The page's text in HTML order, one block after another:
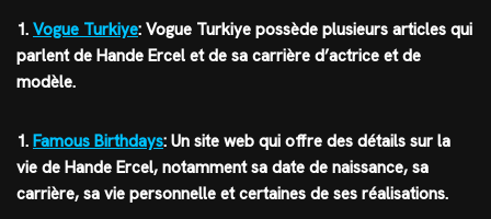
1. Vogue Turkiye: Vogue Turkiye possède plusieurs articles qui
parlent de Hande Ercel et de sa carrière d’actrice et de
modèle.
1. Famous Birthdays: Un site web qui offre des détails sur la
vie de Hande Ercel, notamment sa date de naissance, sa
carrière, sa vie personnelle et certaines de ses réalisations.